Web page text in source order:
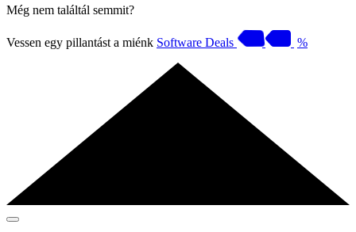
Még nem találtál semmit?
Vessen egy pillantást a miénk Software Deals %